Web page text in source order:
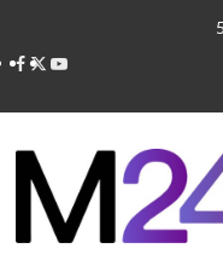
contenido